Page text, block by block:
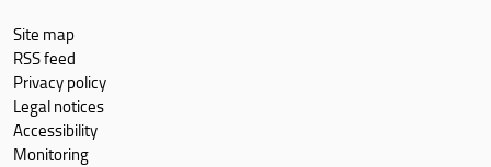
Site map
RSS feed
Privacy policy
Legal notices
Accessibility
Monitoring